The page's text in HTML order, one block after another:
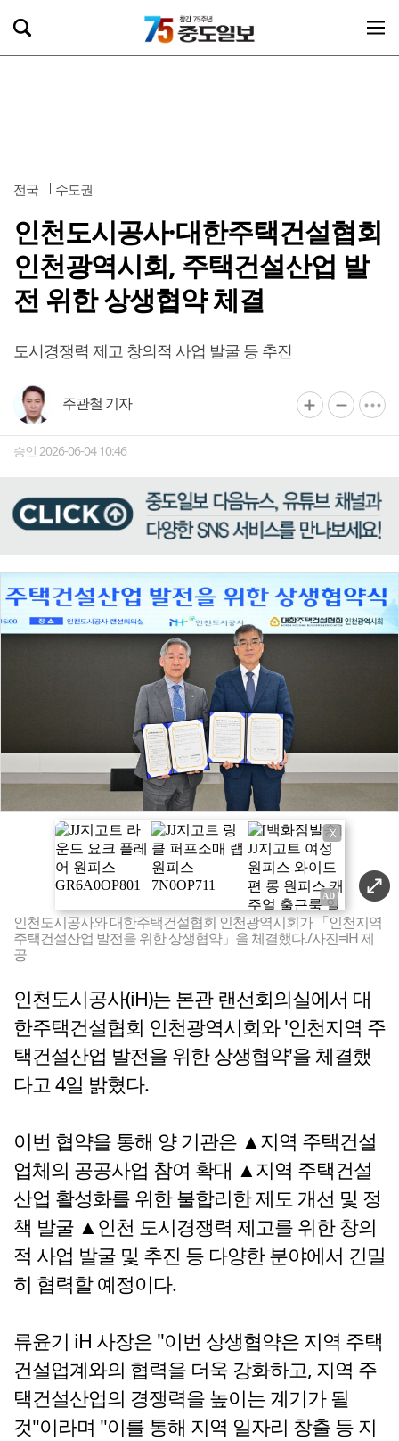
전국 수도권
인천도시공사·대한주택건설협회
인천광역시회, 주택건설산업 발
전 위한 상생협약 체결
도시경쟁력 제고 창의적 사업 발굴 등 추진
주관철 기자
승인 2026-06-04 10:46
X
인천도시공사와 대한주택건설협회 인천광역시회가 「인천지역
주택건설산업 발전을 위한 상생협약」을 체결했다./사진=iH 제
공
인천도시공사(iH)는 본관 랜선회의실에서 대
한주택건설협회 인천광역시회와 '인천지역 주
택건설산업 발전을 위한 상생협약'을 체결했
다고 4일 밝혔다.
이번 협약을 통해 양 기관은 ▲지역 주택건설
업체의 공공사업 참여 확대 ▲지역 주택건설
산업 활성화를 위한 불합리한 제도 개선 및 정
책 발굴 ▲인천 도시경쟁력 제고를 위한 창의
적 사업 발굴 및 추진 등 다양한 분야에서 긴밀
히 협력할 예정이다.
류윤기 iH 사장은 "이번 상생협약은 지역 주택
건설업계와의 협력을 더욱 강화하고, 지역 주
택건설산업의 경쟁력을 높이는 계기가 될
것"이라며 "이를 통해 지역 일자리 창출 등 지